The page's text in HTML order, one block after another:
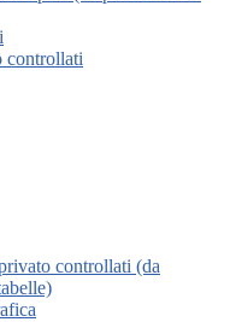
controllati
controllati (da